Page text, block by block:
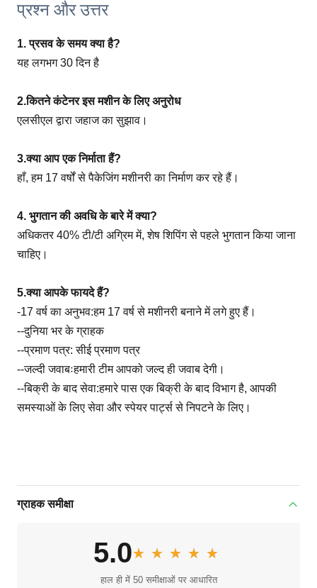
प्रश्न और उत्तर
1. प्रसव के समय क्या है?
यह लगभग 30 दिन है
2.कितने कंटेनर इस मशीन के लिए अनुरोध
एलसीएल द्वारा जहाज का सुझाव।
3.क्या आप एक निर्माता हैं?
हाँ, हम 17 वर्षों से पैकेजिंग मशीनरी का निर्माण कर रहे हैं।
4. भुगतान की अवधि के बारे में क्या?
अधिकतर 40% टी/टी अग्रिम में, शेष शिपिंग से पहले भुगतान किया जाना
चाहिए।
5.क्या आपके फायदे हैं?
-17 वर्ष का अनुभव:हम 17 वर्ष से मशीनरी बनाने में लगे हुए हैं।
--दुनिया भर के ग्राहक
--प्रमाण पत्र: सीई प्रमाण पत्र
--जल्दी जवाबःहमारी टीम आपको जल्द ही जवाब देगी।
--बिक्री के बाद सेवा:हमारे पास एक बिक्री के बाद विभाग है, आपकी
समस्याओं के लिए सेवा और स्पेयर पार्ट्स से निपटने के लिए।
ग्राहक समीक्षा
5.0★★★★★
★★★★★
हाल ही में 50 समीक्षाओं पर आधारित